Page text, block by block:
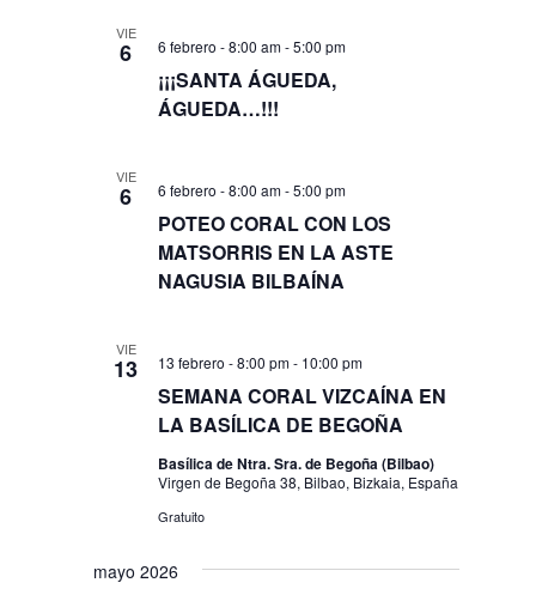
VIE
6
¡¡¡SANTA ÁGUEDA,
ÁGUEDA…!!!
6 febrero - 8:00 am-5:00 pm
VIE
6
POTEO CORAL CON LOS
MATSORRIS EN LA ASTE
NAGUSIA BILBAÍNA
6 febrero - 8:00 am-5:00 pm
VIE
13
SEMANA CORAL VIZCAÍNA EN
LA BASÍLICA DE BEGOÑA
13 febrero - 8:00 pm- 10:00 pm
Basílica de Ntra. Sra. de Begoña (Bilbao)
Virgen de Begoña 38, Bilbao, Bizkaia, España
Gratuito
mayo 2026